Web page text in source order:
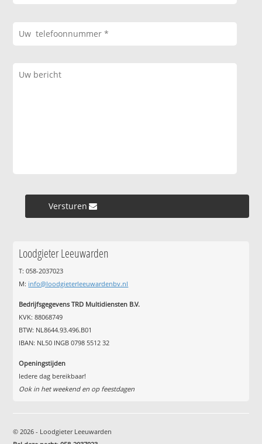
Versturen »
Loodgieter Leeuwarden
T: 058-2037023
M: info@loodgieterleeuwardenbv.nl
Bedrijfsgegevens TRD Multidiensten B.V.
KVK: 88068749
BTW: NL8644.93.496.B01
IBAN: NL50 INGB 0798 5512 32
Openingstijden
Iedere dag bereikbaar!
Ook in het weekend en op feestdagen
© 2026 - Loodgieter Leeuwarden